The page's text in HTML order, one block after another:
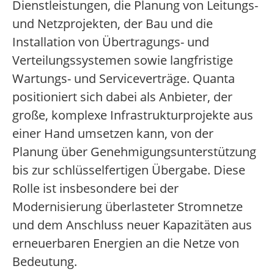
Dienstleistungen, die Planung von Leitungs-
und Netzprojekten, der Bau und die
Installation von Übertragungs- und
Verteilungssystemen sowie langfristige
Wartungs- und Serviceverträge. Quanta
positioniert sich dabei als Anbieter, der
große, komplexe Infrastrukturprojekte aus
einer Hand umsetzen kann, von der
Planung über Genehmigungsunterstützung
bis zur schlüsselfertigen Übergabe. Diese
Rolle ist insbesondere bei der
Modernisierung überlasteter Stromnetze
und dem Anschluss neuer Kapazitäten aus
erneuerbaren Energien an die Netze von
Bedeutung.